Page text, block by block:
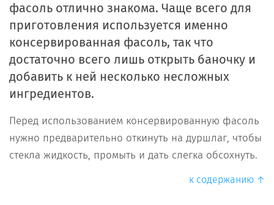
фасоль отлично знакома. Чаще всего для
приготовления используется именно
консервированная фасоль, так что
достаточно всего лишь открыть баночку и
добавить к ней несколько несложных
ингредиентов.
Перед использованием консервированную фасоль
нужно предварительно откинуть на дуршлаг, чтобы
стекла жидкость, промыть и дать слегка обсохнуть.
к содержанию ↑